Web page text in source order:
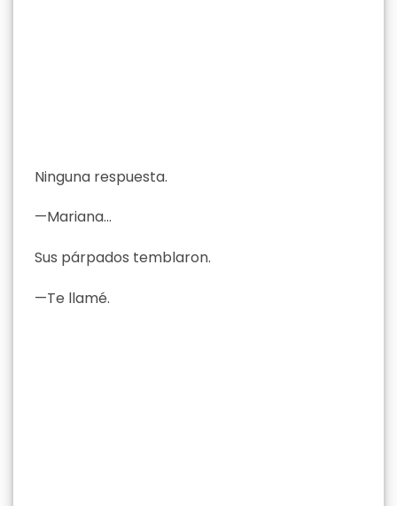
Ninguna respuesta.
—Mariana…
Sus párpados temblaron.
—Te llamé.